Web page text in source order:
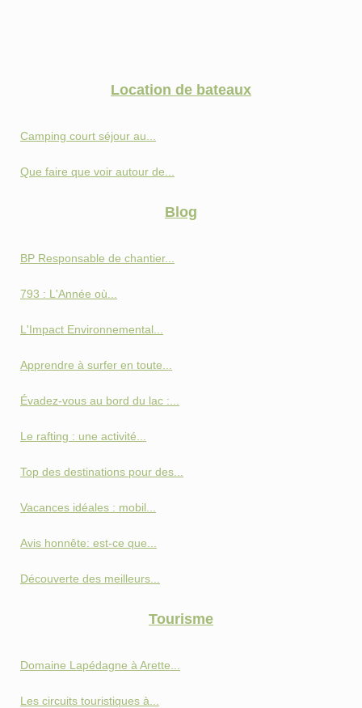
Location de bateaux
Camping court séjour au...
Que faire que voir autour de...
Blog
BP Responsable de chantier...
793 : L'Année où...
L'Impact Environnemental...
Apprendre à surfer en toute...
Évadez-vous au bord du lac :...
Le rafting : une activité...
Top des destinations pour des...
Vacances idéales : mobil...
Avis honnête: est-ce que...
Découverte des meilleurs...
Tourisme
Domaine Lapédagne à Arette...
Les circuits touristiques à...